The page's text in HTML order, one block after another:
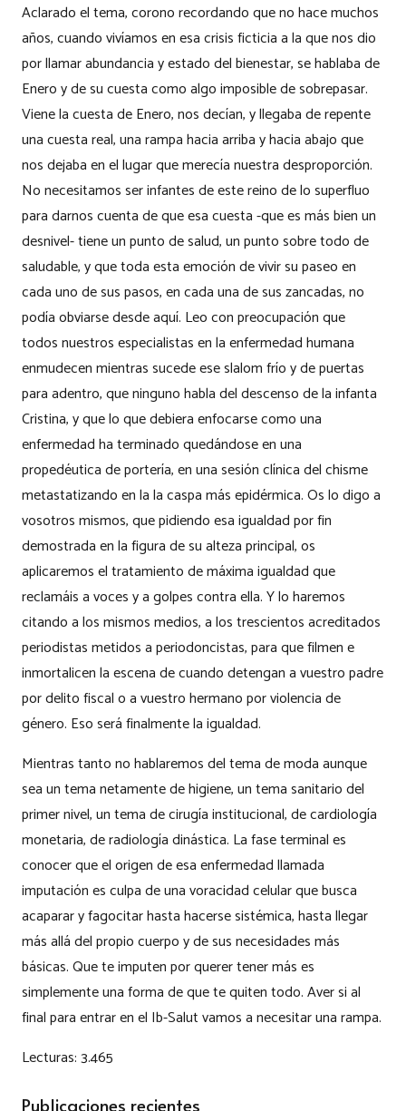
Aclarado el tema, corono recordando que no hace muchos
años, cuando vivíamos en esa crisis ficticia a la que nos dio
por llamar abundancia y estado del bienestar, se hablaba de
Enero y de su cuesta como algo imposible de sobrepasar.
Viene la cuesta de Enero, nos decían, y llegaba de repente
una cuesta real, una rampa hacia arriba y hacia abajo que
nos dejaba en el lugar que merecía nuestra desproporción.
No necesitamos ser infantes de este reino de lo superfluo
para darnos cuenta de que esa cuesta -que es más bien un
desnivel- tiene un punto de salud, un punto sobre todo de
saludable, y que toda esta emoción de vivir su paseo en
cada uno de sus pasos, en cada una de sus zancadas, no
podía obviarse desde aquí. Leo con preocupación que
todos nuestros especialistas en la enfermedad humana
enmudecen mientras sucede ese slalom frío y de puertas
para adentro, que ninguno habla del descenso de la infanta
Cristina, y que lo que debiera enfocarse como una
enfermedad ha terminado quedándose en una
propedéutica de portería, en una sesión clínica del chisme
metastatizando en la la caspa más epidérmica. Os lo digo a
vosotros mismos, que pidiendo esa igualdad por fin
demostrada en la figura de su alteza principal, os
aplicaremos el tratamiento de máxima igualdad que
reclamáis a voces y a golpes contra ella. Y lo haremos
citando a los mismos medios, a los trescientos acreditados
periodistas metidos a periodoncistas, para que filmen e
inmortalicen la escena de cuando detengan a vuestro padre
por delito fiscal o a vuestro hermano por violencia de
género. Eso será finalmente la igualdad.
Mientras tanto no hablaremos del tema de moda aunque
sea un tema netamente de higiene, un tema sanitario del
primer nivel, un tema de cirugía institucional, de cardiología
monetaria, de radiología dinástica. La fase terminal es
conocer que el origen de esa enfermedad llamada
imputación es culpa de una voracidad celular que busca
acaparar y fagocitar hasta hacerse sistémica, hasta llegar
más allá del propio cuerpo y de sus necesidades más
básicas. Que te imputen por querer tener más es
simplemente una forma de que te quiten todo. Aver si al
final para entrar en el Ib-Salut vamos a necesitar una rampa.
Lecturas:3.465
Publicaciones recientes